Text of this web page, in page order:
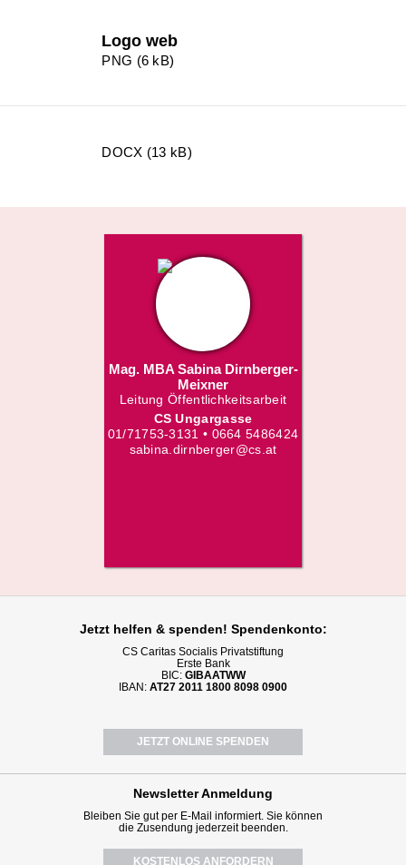
Logo web
PNG (6 kB)
DOCX (13 kB)
Mag. MBA Sabina Dirnberger-
Meixner
Leitung Öffentlichkeitsarbeit
CS Ungargasse
01/71753-3131 • 0664 5486424
sabina.dirnberger@cs.at
Jetzt helfen & spenden! Spendenkonto:
CS Caritas Socialis Privatstiftung
Erste Bank
BIC: GIBAATWW
IBAN: AT27 2011 1800 8098 0900
JETZT ONLINE SPENDEN
NewsletterAnmeldung
Bleiben Sie gut per E-Mail informiert. Sie können
die Zusendung jederzeit beenden.
KOSTENLOS ANFORDERN